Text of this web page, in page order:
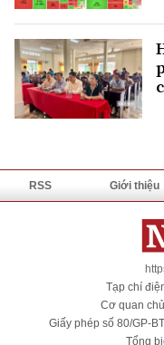
RSS Giới thiệu
Tạp chí
Cơ quan
Giấy phép số 80/GP-
Tổng